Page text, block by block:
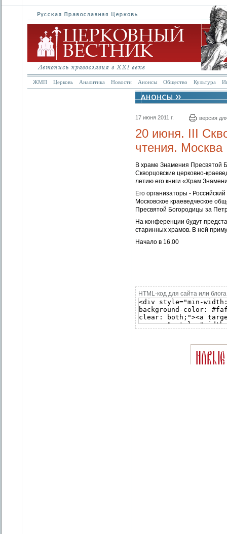
ЖМП Церковь Аналитика Новости Анонсы Общество Культура
17 июня 2011 г. версия
20 июня. III
чтения. Москва
В храме Знамения Пресвятой
Скворцовские церковно-
летию его книги «Храм
Его организаторы -
Московское краеведческое
Пресвятой Богородицы за
На конференции будут
старинных храмов. В ней
Начало в 16.00
HTML-код для сайта или